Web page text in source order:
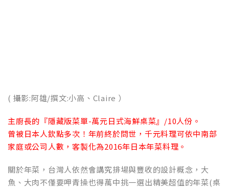
( 攝影:阿雄/撰文:小高、 Claire ）
主廚長的『隱藏版菜單-萬元日式海鮮桌菜』/10人份。
曾被日本人欽點多次！年前終於問世，千元料理可依中南部
家庭或公司人數，客製化為2016年日本年菜料理。
關於年菜，台灣人依然會講究排場與豐收的設計概念，大
魚、大肉不僅要呷青操也得萬中挑一選出精美超值的年菜(桌